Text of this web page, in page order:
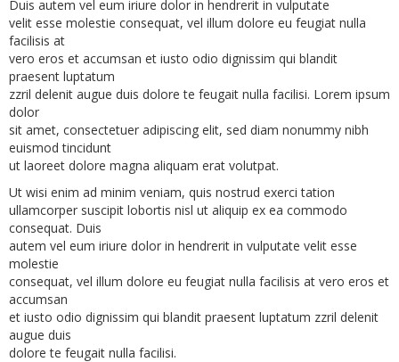
Duis autem vel eum iriure dolor in hendrerit in vulputate
velit esse molestie consequat, vel illum dolore eu feugiat nulla
facilisis at
vero eros et accumsan et iusto odio dignissim qui blandit
praesent luptatum
zzril delenit augue duis dolore te feugait nulla facilisi. Lorem ipsum
dolor
sit amet, consectetuer adipiscing elit, sed diam nonummy nibh
euismod tincidunt
ut laoreet dolore magna aliquam erat volutpat.
Ut wisi enim ad minim veniam, quis nostrud exerci tation
ullamcorper suscipit lobortis nisl ut aliquip ex ea commodo
consequat. Duis
autem vel eum iriure dolor in hendrerit in vulputate velit esse
molestie
consequat, vel illum dolore eu feugiat nulla facilisis at vero eros et
accumsan
et iusto odio dignissim qui blandit praesent luptatum zzril delenit
augue duis
dolore te feugait nulla facilisi.